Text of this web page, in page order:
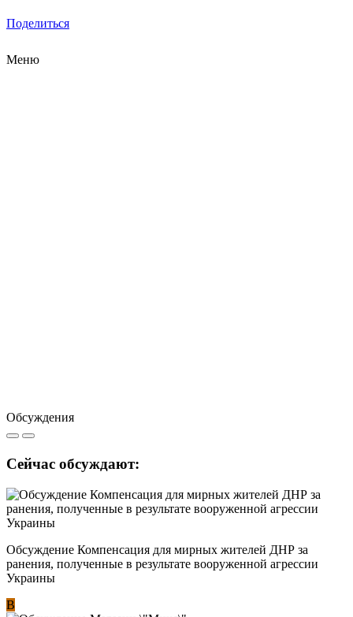
Поделиться
Меню
Обсуждения
Сейчас обсуждают:
Обсуждение Компенсация для мирных жителей ДНР за
ранения, полученные в результате вооруженной агрессии
Украины
В